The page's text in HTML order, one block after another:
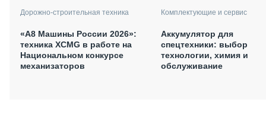
Дорожно-строительная техника
«А8 Машины России 2026»:
техника XCMG в работе на
Национальном конкурсе
механизаторов
Комплектующие и сервис
Аккумулятор для
спецтехники: выбор
технологии, химия и
обслуживание